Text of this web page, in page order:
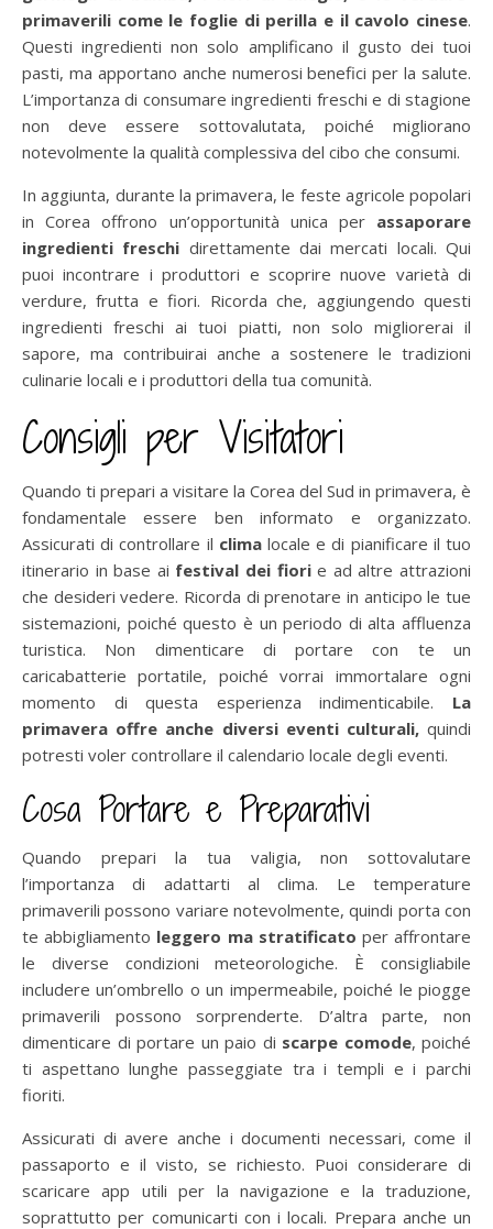
primaverili come le foglie di perilla e il cavolo cinese.
Questi ingredienti non solo amplificano il gusto dei tuoi
pasti, ma apportano anche numerosi benefici per la salute.
L’importanza di consumare ingredienti freschi e di stagione
non deve essere sottovalutata, poiché migliorano
notevolmente la qualità complessiva del cibo che consumi.
In aggiunta, durante la primavera, le feste agricole popolari
in Corea offrono un’opportunità unica per assaporare
ingredienti freschi direttamente dai mercati locali. Qui
puoi incontrare i produttori e scoprire nuove varietà di
verdure, frutta e fiori. Ricorda che, aggiungendo questi
ingredienti freschi ai tuoi piatti, non solo migliorerai il
sapore, ma contribuirai anche a sostenere le tradizioni
culinarie locali e i produttori della tua comunità.
Consigli per Visitatori
Quando ti prepari a visitare la Corea del Sud in primavera, è
fondamentale essere ben informato e organizzato.
Assicurati di controllare il climalocale e di pianificare il tuo
itinerario in base ai festival dei fiorie ad altre attrazioni
che desideri vedere. Ricorda di prenotare in anticipo le tue
sistemazioni, poiché questo è un periodo di alta affluenza
turistica. Non dimenticare di portare con te un
caricabatterie portatile, poiché vorrai immortalare ogni
momento di questa esperienza indimenticabile. La
primavera offre anche diversi eventi culturali,quindi
potresti voler controllare il calendario locale degli eventi.
Cosa Portare e Preparativi
Quando prepari la tua valigia, non sottovalutare
l’importanza di adattarti al clima. Le temperature
primaverili possono variare notevolmente, quindi porta con
te abbigliamento leggero ma stratificato per affrontare
le diverse condizioni meteorologiche. È consigliabile
includere un’ombrello o un impermeabile, poiché le piogge
primaverili possono sorprenderte. D’altra parte, non
dimenticare di portare un paio di scarpe comode, poiché
ti aspettano lunghe passeggiate tra i templi e i parchi
fioriti.
Assicurati di avere anche i documenti necessari, come il
passaporto e il visto, se richiesto. Puoi considerare di
scaricare app utili per la navigazione e la traduzione,
soprattutto per comunicarti con i locali. Prepara anche un